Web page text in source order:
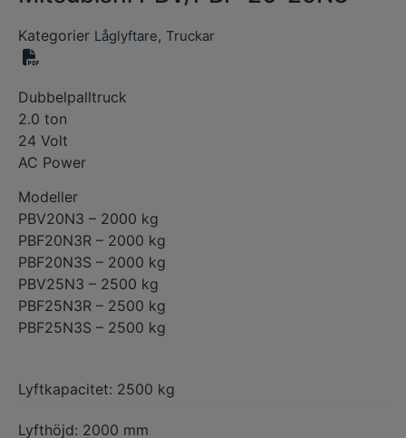
Kategorier Låglyftare, Truckar
Dubbelpalltruck
2.0 ton
24 Volt
AC Power
Modeller
PBV20N3 – 2000 kg
PBF20N3R – 2000 kg
PBF20N3S – 2000 kg
PBV25N3 – 2500 kg
PBF25N3R – 2500 kg
PBF25N3S – 2500 kg
Lyftkapacitet: 2500 kg
Lyfthöjd: 2000 mm